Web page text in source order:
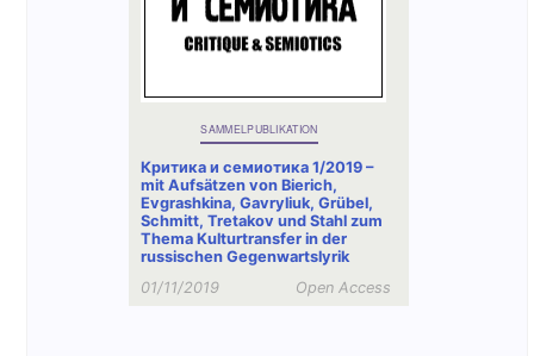
SAMMELPUBLIKATION
Критика и семиотика 1/2019 –
mit Aufsätzen von Bierich,
Evgrashkina, Gavryliuk, Grübel,
Schmitt, Tretakov und Stahl zum
Thema Kulturtransfer in der
russischen Gegenwartslyrik
01/11/2019
Open Access